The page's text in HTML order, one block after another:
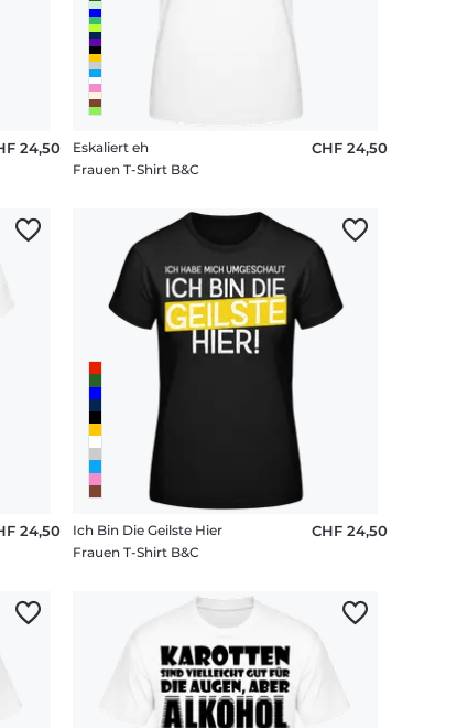
24,50
Eskaliert eh
Frauen T-Shirt B&C
CHF 24,50
24,50
Ich Bin Die Geilste Hier
Frauen T-Shirt B&C
CHF 24,50